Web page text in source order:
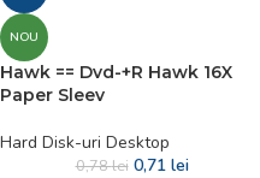
NOU
Hawk == Dvd-+R Hawk 16X
Paper Sleev
Hard Disk-uri Desktop
0,78lei 0,71 lei